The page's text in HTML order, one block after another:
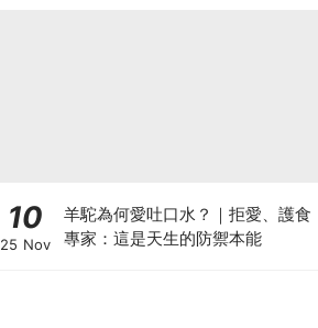
10
25 Nov
羊駝為何愛吐口水？｜拒愛、護食
專家：這是天生的防禦本能